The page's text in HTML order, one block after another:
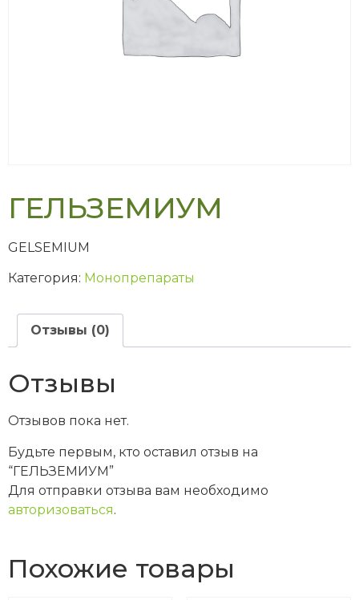
ГЕЛЬЗЕМИУМ
GELSEMIUM
Категория: Монопрепараты
Отзывы (0)
Отзывы
Отзывов пока нет.
Будьте первым, кто оставил отзыв на
“ГЕЛЬЗЕМИУМ”
Для отправки отзыва вам необходимо
авторизоваться.
Похожие товары